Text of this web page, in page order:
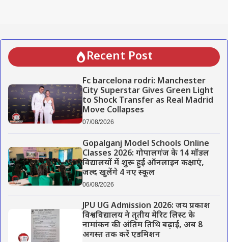
Recent Post
Fc barcelona rodri: Manchester
City Superstar Gives Green Light
to Shock Transfer as Real Madrid
Move Collapses
07/08/2026
Gopalganj Model Schools Online
Classes 2026: गोपालगंज के 14 मॉडल
विद्यालयों में शुरू हुई ऑनलाइन कक्षाएं,
जल्द खुलेंगे 4 नए स्कूल
06/08/2026
JPU UG Admission 2026: जय प्रकाश
विश्वविद्यालय ने तृतीय मेरिट लिस्ट के
नामांकन की अंतिम तिथि बढ़ाई, अब 8
अगस्त तक करें एडमिशन